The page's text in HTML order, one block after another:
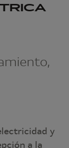
y
a la